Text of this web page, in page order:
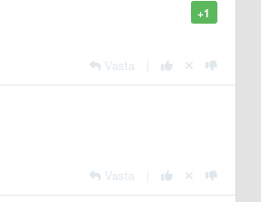
+1
Vasta
Vasta